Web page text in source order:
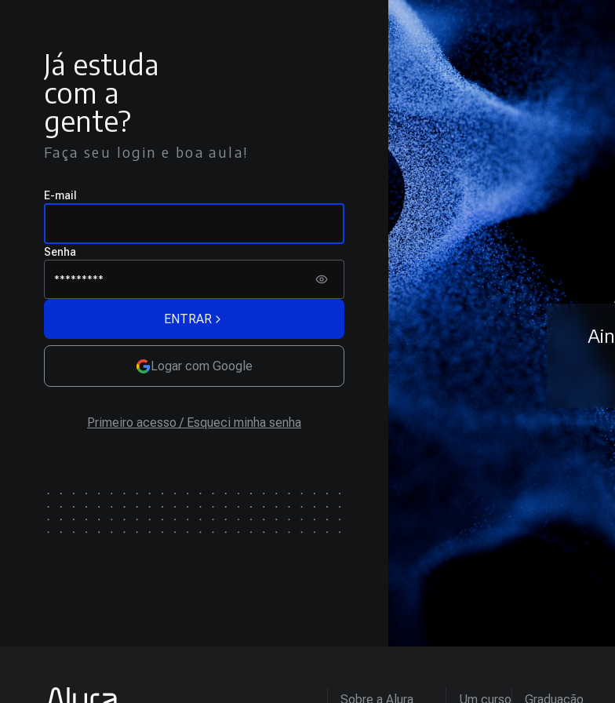
Já estuda
com a
gente?
Faça seu login e boa aula!
E-mail
Senha
ENTRAR
Logar com Google
Primeiro acesso / Esqueci minha senha
Sobre a Alura Um curso Graduação